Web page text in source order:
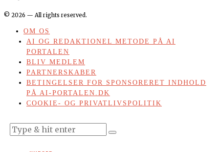
© 2026 — All rights reserved.
OM OS
AI OG REDAKTIONEL METODE PÅ AI
PORTALEN
BLIV MEDLEM
PARTNERSKABER
BETINGELSER FOR SPONSORERET INDHOLD
PÅ AI-PORTALEN.DK
COOKIE- OG PRIVATLIVSPOLITIK